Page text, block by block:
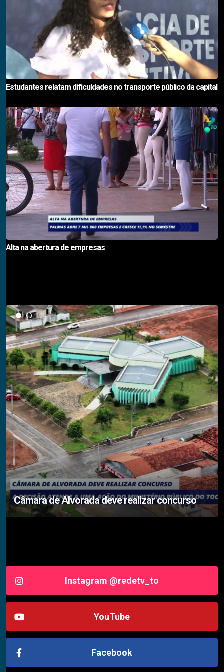
Estudantes relatam dificuldades no transporte público da capital
Alta na abertura de empresas
Câmara de Alvorada deve realizar concurso
Instagram @redetv_to
YouTube
Facebook